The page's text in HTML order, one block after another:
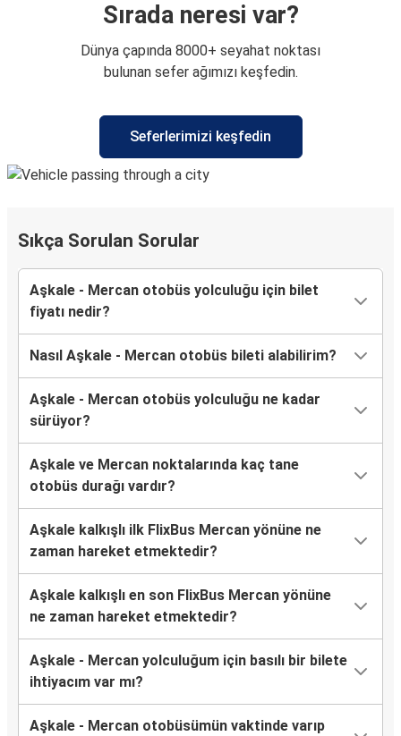
Sırada neresi var?
Dünya çapında 8000+ seyahat noktası
bulunan sefer ağımızı keşfedin.
Seferlerimizi keşfedin
Sıkça Sorulan Sorular
Aşkale - Mercan otobüs yolculuğu için bilet
fiyatı nedir?
Nasıl Aşkale - Mercan otobüs bileti alabilirim?
Aşkale - Mercan otobüs yolculuğu ne kadar
sürüyor?
Aşkale ve Mercan noktalarında kaç tane
otobüs durağı vardır?
Aşkale kalkışlı ilk FlixBus Mercan yönüne ne
zaman hareket etmektedir?
Aşkale kalkışlı en son FlixBus Mercan yönüne
ne zaman hareket etmektedir?
Aşkale - Mercan yolculuğum için basılı bir bilete
ihtiyacım var mı?
Aşkale - Mercan otobüsümün vaktinde varıp